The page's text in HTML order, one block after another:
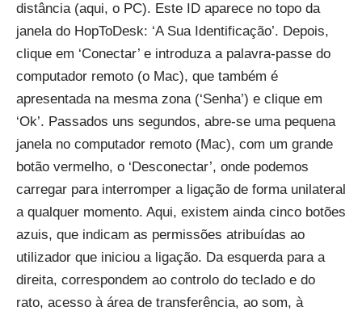
distância (aqui, o PC). Este ID aparece no topo da
janela do HopToDesk: ‘A Sua Identificação’. Depois,
clique em ‘Conectar’ e introduza a palavra-passe do
computador remoto (o Mac), que também é
apresentada na mesma zona (‘Senha’) e clique em
‘Ok’. Passados uns segundos, abre-se uma pequena
janela no computador remoto (Mac), com um grande
botão vermelho, o ‘Desconectar’, onde podemos
carregar para interromper a ligação de forma unilateral
a qualquer momento. Aqui, existem ainda cinco botões
azuis, que indicam as permissões atribuídas ao
utilizador que iniciou a ligação. Da esquerda para a
direita, correspondem ao controlo do teclado e do
rato, acesso à área de transferência, ao som, à